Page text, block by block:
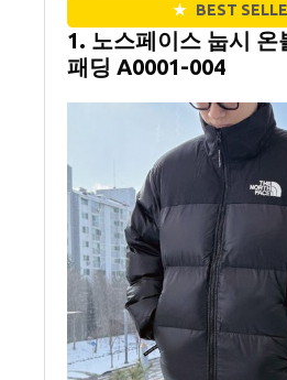
★ BEST
1. 노스페이스 눕시 온
패딩 A0001-004